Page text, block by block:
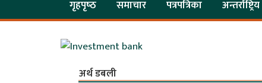
गृहपृष्‍ठ समाचार पत्रपत्रिका अन्तर्राष्ट्रिय
अर्थ डबली